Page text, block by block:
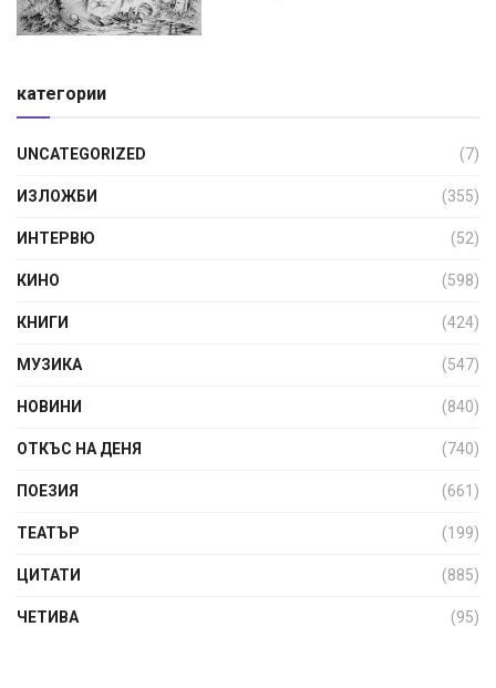
категории
UNCATEGORIZED (7)
ИЗЛОЖБИ (355)
ИНТЕРВЮ (52)
КИНО (598)
КНИГИ (424)
МУЗИКА (547)
НОВИНИ (840)
ОТКЪС НА ДЕНЯ (740)
ПОЕЗИЯ (661)
ТЕАТЪР (199)
ЦИТАТИ (885)
ЧЕТИВА (95)